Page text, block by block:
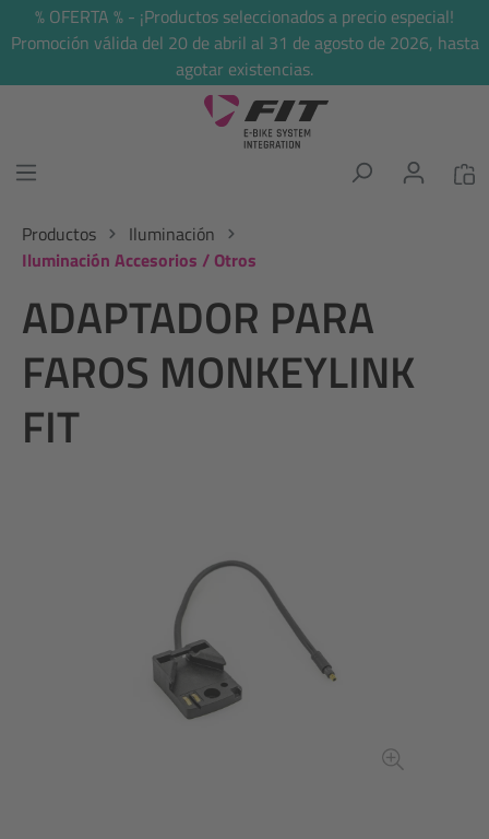
principal
% OFERTA % - ¡Productos seleccionados a precio especial!
Promoción válida del 20 de abril al 31 de agosto de 2026, hasta
agotar existencias.
Productos
Iluminación
Iluminación Accesorios / Otros
ADAPTADOR PARA
FAROS MONKEYLINK
FIT